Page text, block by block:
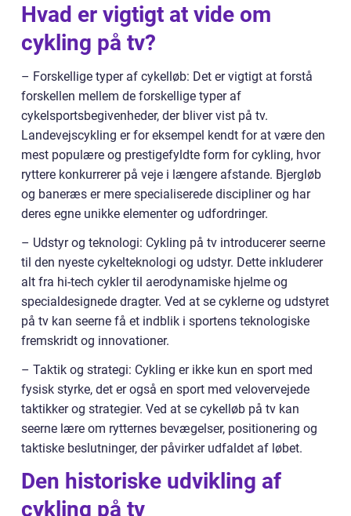
Hvad er vigtigt at vide om
cykling på tv?
– Forskellige typer af cykelløb: Det er vigtigt at forstå
forskellen mellem de forskellige typer af
cykelsportsbegivenheder, der bliver vist på tv.
Landevejscykling er for eksempel kendt for at være den
mest populære og prestigefyldte form for cykling, hvor
ryttere konkurrerer på veje i længere afstande. Bjergløb
og baneræs er mere specialiserede discipliner og har
deres egne unikke elementer og udfordringer.
– Udstyr og teknologi: Cykling på tv introducerer seerne
til den nyeste cykelteknologi og udstyr. Dette inkluderer
alt fra hi-tech cykler til aerodynamiske hjelme og
specialdesignede dragter. Ved at se cyklerne og udstyret
på tv kan seerne få et indblik i sportens teknologiske
fremskridt og innovationer.
– Taktik og strategi: Cykling er ikke kun en sport med
fysisk styrke, det er også en sport med velovervejede
taktikker og strategier. Ved at se cykelløb på tv kan
seerne lære om rytternes bevægelser, positionering og
taktiske beslutninger, der påvirker udfaldet af løbet.
Den historiske udvikling af
cykling på tv